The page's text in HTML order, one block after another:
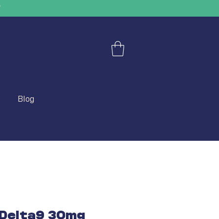
Blog
30mg